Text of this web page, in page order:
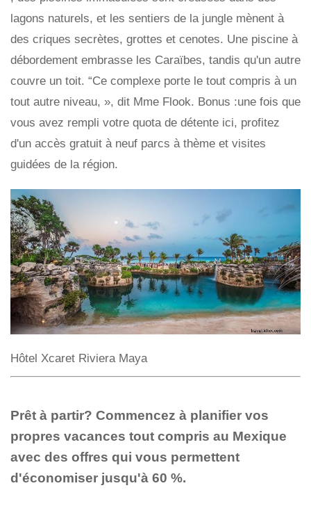
lagons naturels, et les sentiers de la jungle mènent à
des criques secrètes, grottes et cenotes. Une piscine à
débordement embrasse les Caraïbes, tandis qu'un autre
couvre un toit. “Ce complexe porte le tout compris à un
tout autre niveau, », dit Mme Flook. Bonus :une fois que
vous avez rempli votre quota de détente ici, profitez
d'un accès gratuit à neuf parcs à thème et visites
guidées de la région.
Hôtel Xcaret Riviera Maya
Prêt à partir? Commencez à planifier vos
propres vacances tout compris au Mexique
avec des offres qui vous permettent
d'économiser jusqu'à 60 %.